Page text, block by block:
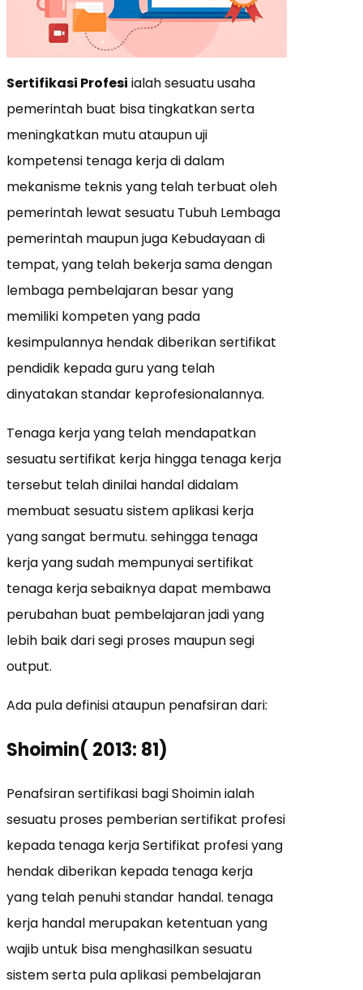
Sertifikasi Profesi ialah sesuatu usaha
pemerintah buat bisa tingkatkan serta
meningkatkan mutu ataupun uji
kompetensi tenaga kerja di dalam
mekanisme teknis yang telah terbuat oleh
pemerintah lewat sesuatu Tubuh Lembaga
pemerintah maupun juga Kebudayaan di
tempat, yang telah bekerja sama dengan
lembaga pembelajaran besar yang
memiliki kompeten yang pada
kesimpulannya hendak diberikan sertifikat
pendidik kepada guru yang telah
dinyatakan standar keprofesionalannya.
Tenaga kerja yang telah mendapatkan
sesuatu sertifikat kerja hingga tenaga kerja
tersebut telah dinilai handal didalam
membuat sesuatu sistem aplikasi kerja
yang sangat bermutu. sehingga tenaga
kerja yang sudah mempunyai sertifikat
tenaga kerja sebaiknya dapat membawa
perubahan buat pembelajaran jadi yang
lebih baik dari segi proses maupun segi
output.
Ada pula definisi ataupun penafsiran dari:
Shoimin( 2013: 81)
Penafsiran sertifikasi bagi Shoimin ialah
sesuatu proses pemberian sertifikat profesi
kepada tenaga kerja Sertifikat profesi yang
hendak diberikan kepada tenaga kerja
yang telah penuhi standar handal. tenaga
kerja handal merupakan ketentuan yang
wajib untuk bisa menghasilkan sesuatu
sistem serta pula aplikasi pembelajaran